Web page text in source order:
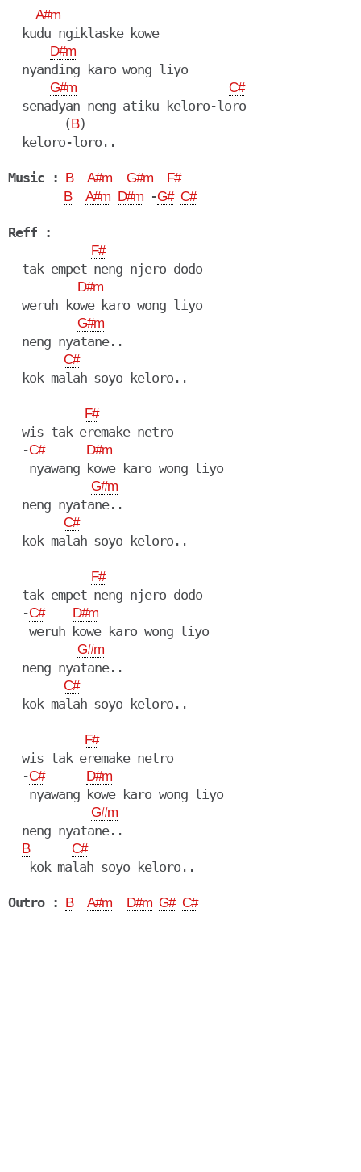
A#m
  kudu ngiklaske kowe
D#m
  nyanding karo wong liyo
G#m C#
  senadyan neng atiku keloro-loro
        (
B)
  keloro-loro..
Music : B A#m G#m
F#
B
A#m D#m -G# C#
Reff :
F#
  tak empet neng njero dodo
D#m
  weruh kowe karo wong liyo
G#m
  neng nyatane..
C#
  kok malah soyo keloro..
F#
  wis tak eremake netro
  -
C# D#m
   nyawang kowe karo wong liyo
G#m
  neng nyatane..
C#
  kok malah soyo keloro..
F#
  tak empet neng njero dodo
  -
C# D#m
   weruh kowe karo wong liyo
G#m
  neng nyatane..
C#
  kok malah soyo keloro..
F#
  wis tak eremake netro
  -
C# D#m
   nyawang kowe karo wong liyo
G#m
  neng nyatane..
B C#
   kok malah soyo keloro..
Outro : B A#m D#m G# C#